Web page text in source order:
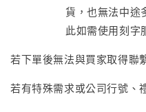
貨，也無法中途
此如需使用刻字
若下單後無法與買家取得聯
若有特殊需求或公司行號、